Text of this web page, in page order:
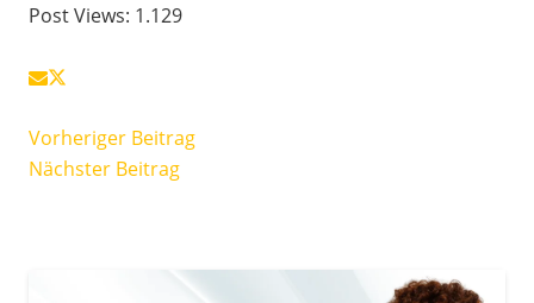
Post Views: 1.129
Vorheriger Beitrag
Nächster Beitrag